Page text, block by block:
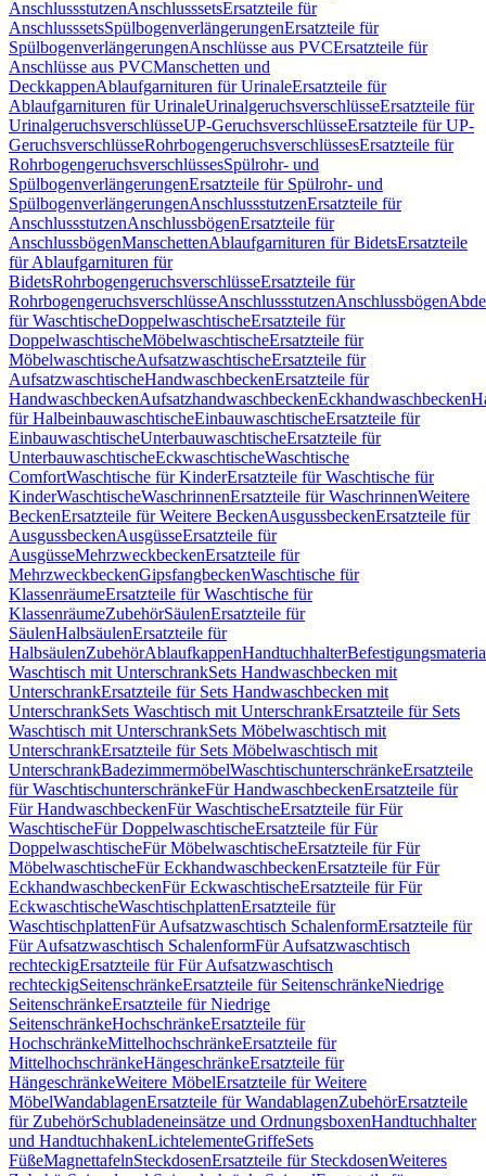
AnschlussstutzenAnschlusssetsErsatzteile für
AnschlusssetsSpülbogenverlängerungenErsatzteile für
SpülbogenverlängerungenAnschlüsse aus PVCErsatzteile für
Anschlüsse aus PVCManschetten und
DeckkappenAblaufgarnituren für UrinaleErsatzteile für
Ablaufgarnituren für UrinaleUrinalgeruchsverschlüsseErsatzteile für
UrinalgeruchsverschlüsseUP-GeruchsverschlüsseErsatzteile für UP-
GeruchsverschlüsseRohrbogengeruchsverschlüssesErsatzteile für
RohrbogengeruchsverschlüssesSpülrohr- und
SpülbogenverlängerungenErsatzteile für Spülrohr- und
SpülbogenverlängerungenAnschlussstutzenErsatzteile für
AnschlussstutzenAnschlussbögenErsatzteile für
AnschlussbögenManschettenAblaufgarnituren für BidetsErsatzteile
für Ablaufgarnituren für
BidetsRohrbogengeruchsverschlüsseErsatzteile für
RohrbogengeruchsverschlüsseAnschlussstutzenAnschlussbögen
für WaschtischeDoppelwaschtischeErsatzteile für
DoppelwaschtischeMöbelwaschtischeErsatzteile für
MöbelwaschtischeAufsatzwaschtischeErsatzteile für
AufsatzwaschtischeHandwaschbeckenErsatzteile für
HandwaschbeckenAufsatzhandwaschbeckenEckhandwaschbecken
für HalbeinbauwaschtischeEinbauwaschtischeErsatzteile für
EinbauwaschtischeUnterbauwaschtischeErsatzteile für
UnterbauwaschtischeEckwaschtischeWaschtische
ComfortWaschtische für KinderErsatzteile für Waschtische für
KinderWaschtischeWaschrinnenErsatzteile für WaschrinnenWeitere
BeckenErsatzteile für Weitere BeckenAusgussbeckenErsatzteile für
AusgussbeckenAusgüsseErsatzteile für
AusgüsseMehrzweckbeckenErsatzteile für
MehrzweckbeckenGipsfangbeckenWaschtische für
KlassenräumeErsatzteile für Waschtische für
KlassenräumeZubehörSäulenErsatzteile für
SäulenHalbsäulenErsatzteile für
HalbsäulenZubehörAblaufkappenHandtuchhalter
Waschtisch mit UnterschrankSets Handwaschbecken mit
UnterschrankErsatzteile für Sets Handwaschbecken mit
UnterschrankSets Waschtisch mit UnterschrankErsatzteile für Sets
Waschtisch mit UnterschrankSets Möbelwaschtisch mit
UnterschrankErsatzteile für Sets Möbelwaschtisch mit
UnterschrankBadezimmermöbelWaschtischunterschränkeErsatzteile
für WaschtischunterschränkeFür HandwaschbeckenErsatzteile für
Für HandwaschbeckenFür WaschtischeErsatzteile für Für
WaschtischeFür DoppelwaschtischeErsatzteile für Für
DoppelwaschtischeFür MöbelwaschtischeErsatzteile für Für
MöbelwaschtischeFür EckhandwaschbeckenErsatzteile für Für
EckhandwaschbeckenFür EckwaschtischeErsatzteile für Für
EckwaschtischeWaschtischplattenErsatzteile für
WaschtischplattenFür Aufsatzwaschtisch SchalenformErsatzteile für
Für Aufsatzwaschtisch SchalenformFür Aufsatzwaschtisch
rechteckigErsatzteile für Für Aufsatzwaschtisch
rechteckigSeitenschränkeErsatzteile für SeitenschränkeNiedrige
SeitenschränkeErsatzteile für Niedrige
SeitenschränkeHochschränkeErsatzteile für
HochschränkeMittelhochschränkeErsatzteile für
MittelhochschränkeHängeschränkeErsatzteile für
HängeschränkeWeitere MöbelErsatzteile für Weitere
MöbelWandablagenErsatzteile für WandablagenZubehörErsatzteile
für ZubehörSchubladeneinsätze und OrdnungsboxenHandtuchhalter
und HandtuchhakenLichtelementeGriffeSets
FüßeMagnettafelnSteckdosenErsatzteile für SteckdosenWeiteres